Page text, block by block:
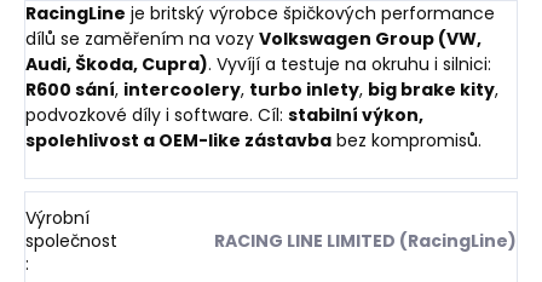
RacingLine je britský výrobce špičkových performance
dílů se zaměřením na vozy Volkswagen Group (VW,
Audi, Škoda, Cupra). Vyvíjí a testuje na okruhu i silnici:
R600 sání, intercoolery, turbo inlety, big brake kity,
podvozkové díly i software. Cíl: stabilní výkon,
spolehlivost a OEM-like zástavba bez kompromisů.
Výrobní
společnost
:
RACING LINE LIMITED (RacingLine)